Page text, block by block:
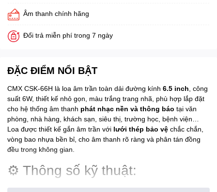
Âm thanh chính hãng
Đổi trả miễn phí trong 7 ngày
ĐẶC ĐIỂM NỔI BẬT
CMX CSK-66H là loa âm trần toàn dải đường kính 6.5 inch , công
suất 6W, thiết kế nhỏ gọn, màu trắng trang nhã, phù hợp lắp đặt
cho hệ thống âm thanh phát nhạc nền và thông báo tại văn
phòng, nhà hàng, khách sạn, siêu thị, trường học, bệnh viện…
Loa được thiết kế gắn âm trần với lưới thép bảo vệ chắc chắn,
vòng bao nhựa bền bỉ, cho âm thanh rõ ràng và phân tán đồng
đều trong không gian.
⚙️ Thông số kỹ thuật:
Công suất định mức:6W / 3W (100V – 70V line)